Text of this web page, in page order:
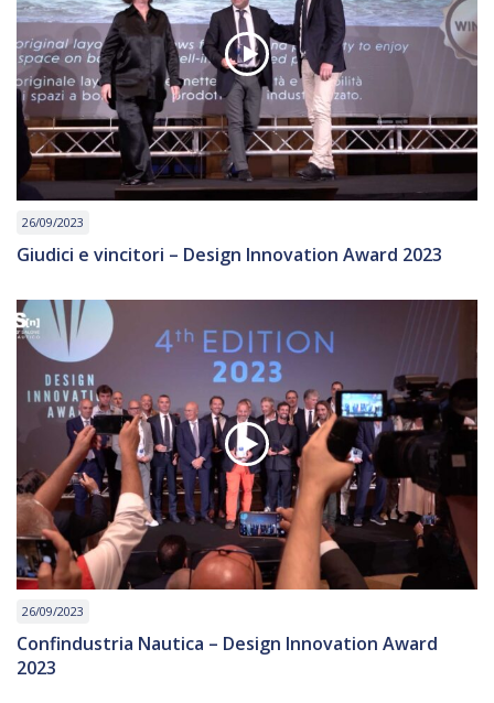
26/09/2023
Giudici e vincitori – Design Innovation Award 2023
26/09/2023
Confindustria Nautica – Design Innovation Award
2023